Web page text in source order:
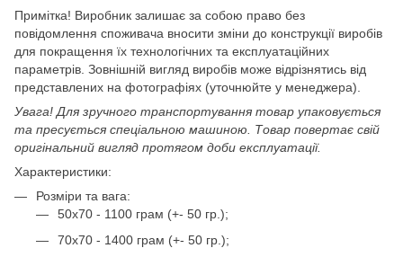
Примітка! Виробник залишає за собою право без
повідомлення споживача вносити зміни до конструкції виробів
для покращення їх технологічних та експлуатаційних
параметрів. Зовнішній вигляд виробів може відрізнятись від
представлених на фотографіях (уточнюйте у менеджера).
Увага! Для зручного транспортування товар упаковується
та пресується спеціальною машиною. Товар повертає свій
оригінальний вигляд протягом доби експлуатації.
Характеристики:
Розміри та вага:
50x70 - 1100 грам (+- 50 гр.);
70x70 - 1400 грам (+- 50 гр.);